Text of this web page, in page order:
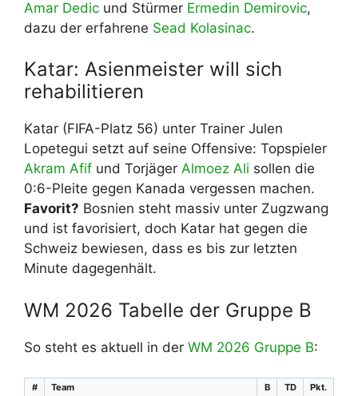
Amar Dedic und Stürmer Ermedin Demirovic,
dazu der erfahrene Sead Kolasinac.
Katar: Asienmeister will sich
rehabilitieren
Katar (FIFA-Platz 56) unter Trainer Julen
Lopetegui setzt auf seine Offensive: Topspieler
Akram Afif und Torjäger Almoez Ali sollen die
0:6-Pleite gegen Kanada vergessen machen.
Favorit? Bosnien steht massiv unter Zugzwang
und ist favorisiert, doch Katar hat gegen die
Schweiz bewiesen, dass es bis zur letzten
Minute dagegenhält.
WM 2026 Tabelle der Gruppe B
So steht es aktuell in der WM 2026 Gruppe B:
# Team B TD Pkt.